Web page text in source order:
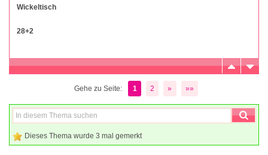
Wickeltisch
28+2
Gehe zu Seite: 1 2 » »»
Dieses Thema wurde 3 mal gemerkt